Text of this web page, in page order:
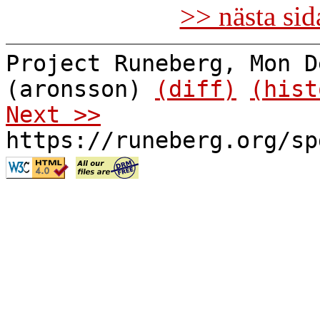
>> nästa
Project Runeberg, Mon
(aronsson)
(diff)
Next >>
https://runeberg.org/